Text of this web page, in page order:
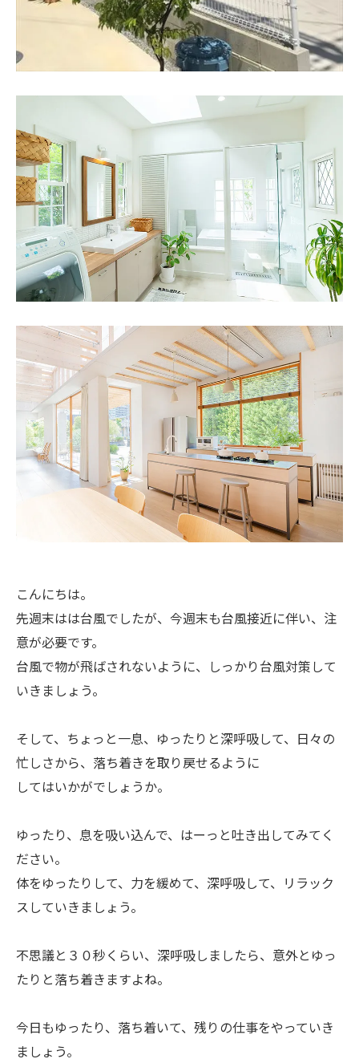
こんにちは。
先週末はは台風でしたが、今週末も台風接近に伴い、注
意が必要です。
台風で物が飛ばされないように、しっかり台風対策して
いきましょう。
そして、ちょっと一息、ゆったりと深呼吸して、日々の
忙しさから、落ち着きを取り戻せるように
してはいかがでしょうか。
ゆったり、息を吸い込んで、はーっと吐き出してみてく
ださい。
体をゆったりして、力を緩めて、深呼吸して、リラック
スしていきましょう。
不思議と３０秒くらい、深呼吸しましたら、意外とゆっ
たりと落ち着きますよね。
今日もゆったり、落ち着いて、残りの仕事をやっていき
ましょう。